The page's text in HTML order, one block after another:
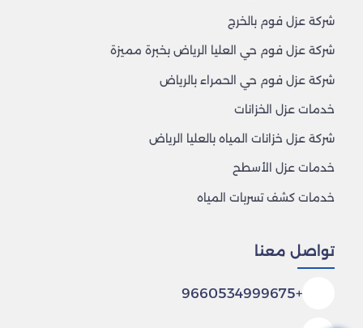
شركة عزل فوم بالخرج
شركة عزل فوم حي العليا الرياض بخبرة مميزة
شركة عزل فوم حي الحمراء بالرياض
خدمات عزل الخزانات
شركة عزل خزانات المياه بالعليا الرياض
خدمات عزل الأسطح
خدمات كشف تسربات المياه
تواصل معنا
+9660534999675